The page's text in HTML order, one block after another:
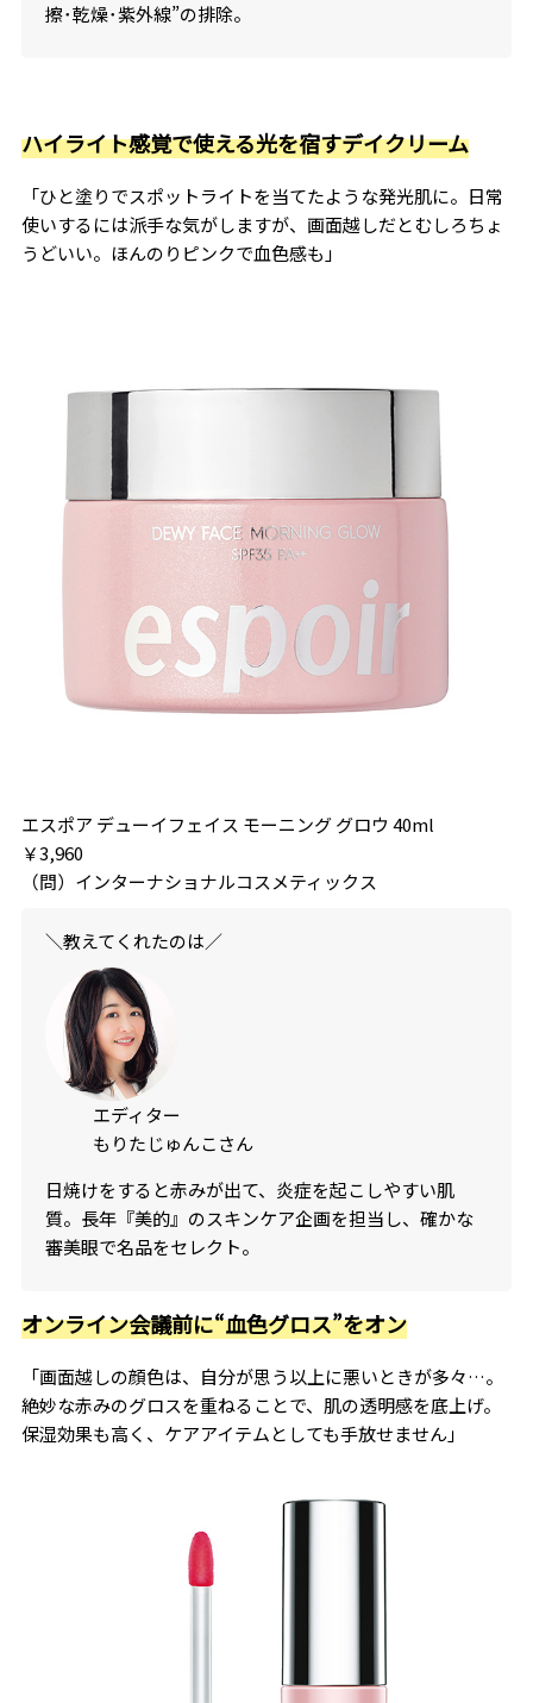
擦･乾燥･紫外線”の排除。
ハイライト感覚で使える光を宿すデイクリーム
「ひと塗りでスポットライトを当てたような発光肌に。日常
使いするには派手な気がしますが、画面越しだとむしろちょ
うどいい。ほんのりピンクで血色感も」
エスポア デューイフェイス モーニング グロウ 40ml
￥3,960
（問）インターナショナルコスメティックス
＼教えてくれたのは／
エディター
もりたじゅんこさん
日焼けをすると赤みが出て、炎症を起こしやすい肌
質。長年『美的』のスキンケア企画を担当し、確かな
審美眼で名品をセレクト。
オンライン会議前に“血色グロス”をオン
「画面越しの顔色は、自分が思う以上に悪いときが多々…。
絶妙な赤みのグロスを重ねることで、肌の透明感を底上げ。
保湿効果も高く、ケアアイテムとしても手放せません」